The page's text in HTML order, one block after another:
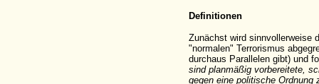
Definitionen
Zunächst wird sinnvollerweise
"normalen" Terrorismus
durchaus Parallelen gibt) und
sind planmäßig vorbereitete,
gegen eine politische